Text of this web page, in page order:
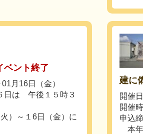
ベント終了
月16日（金）
日は 午後１５時３
）～１6日（金）に
建に
開催
開催
申込
本年